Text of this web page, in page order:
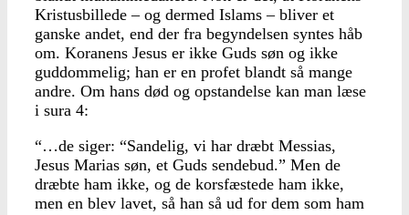
Kristusbillede – og dermed Islams – bliver et
ganske andet, end der fra begyndelsen syntes håb
om. Koranens Jesus er ikke Guds søn og ikke
guddommelig; han er en profet blandt så mange
andre. Om hans død og opstandelse kan man læse
i sura 4:
“…de siger: “Sandelig, vi har dræbt Messias,
Jesus Marias søn, et Guds sendebud.” Men de
dræbte ham ikke, og de korsfæstede ham ikke,
men en blev lavet, så han så ud for dem som ham